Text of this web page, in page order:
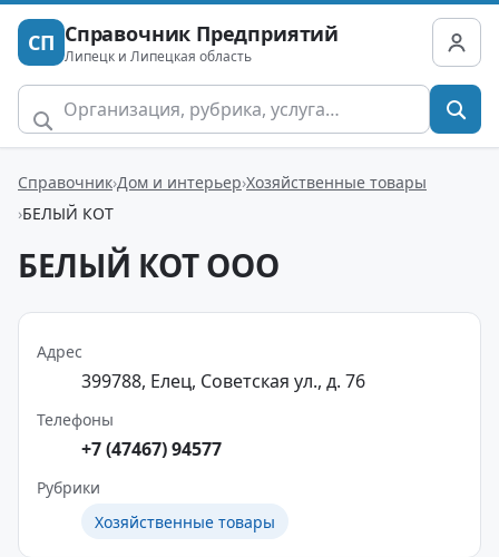
СП Справочник Предприятий
Липецк и Липецкая область
Справочник Дом и интерьер Хозяйственные товары
БЕЛЫЙ КОТ
БЕЛЫЙ КОТ ООО
Адрес
399788, Елец, Советская ул., д. 76
Телефоны
+7 (47467) 94577
Рубрики
Хозяйственные товары